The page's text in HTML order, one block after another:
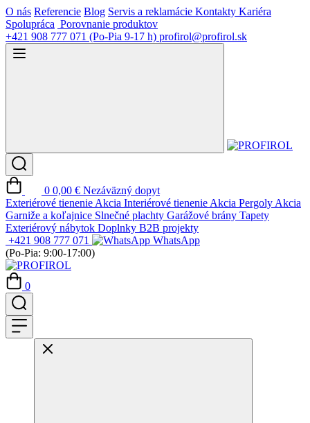
O nás Referencie Blog Servis a reklamácie Kontakty Kariéra
Spolupráca Porovnanie produktov
+421 908 777 071 (Po-Pia 9-17 h) profirol@profirol.sk
0 0,00 € Nezáväzný dopyt
Exteriérové tienenie Akcia Interiérové tienenie Akcia Pergoly Akcia
Garniže a koľajnice Slnečné plachty Garážové brány Tapety
Exteriérový nábytok Doplnky B2B projekty
+421 908 777 071
WhatsApp
(Po-Pia: 9:00-17:00)
0